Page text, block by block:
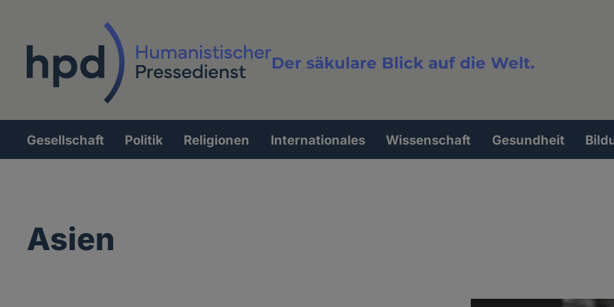
Der säkulare Blick auf die Welt.
Volltextsuche
Hauptnavigation
Gesellschaft Politik Religionen Internationales Wissenschaft Gesundheit
Asien